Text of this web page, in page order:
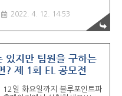
..블루포인트 1호 컴퍼니 빌딩
CEO 모집 0413까지 4. H 온
그라운드 0414까지 5. 여성창
정주영 창업경진대회 11 모
어 브릿지 유스 커리어온 2기
타트업 공모 11. 구글 x 스파
스트 스타트업 프로그램 13. 제
2022. 4. 12. 14:53
있지만 팀원을 구하는
? 제 1회 EL 공모전
일 화요일까지 블루포인트파